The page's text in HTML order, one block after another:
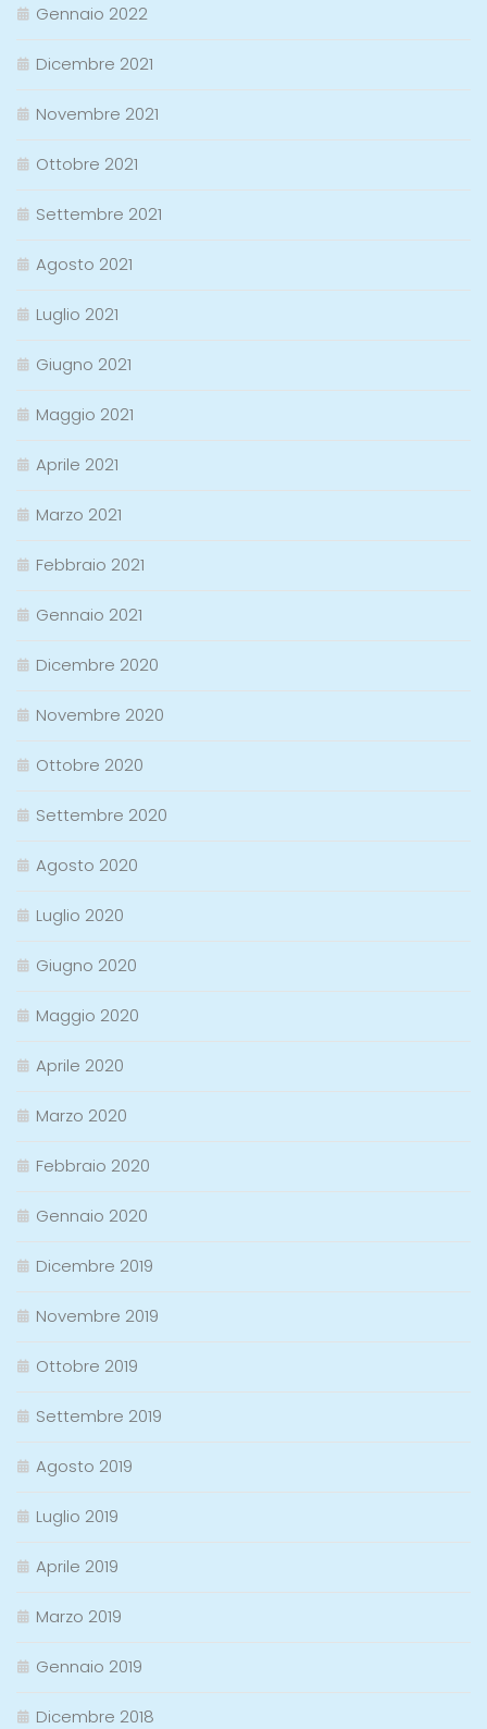
Gennaio 2022
Dicembre 2021
Novembre 2021
Ottobre 2021
Settembre 2021
Agosto 2021
Luglio 2021
Giugno 2021
Maggio 2021
Aprile 2021
Marzo 2021
Febbraio 2021
Gennaio 2021
Dicembre 2020
Novembre 2020
Ottobre 2020
Settembre 2020
Agosto 2020
Luglio 2020
Giugno 2020
Maggio 2020
Aprile 2020
Marzo 2020
Febbraio 2020
Gennaio 2020
Dicembre 2019
Novembre 2019
Ottobre 2019
Settembre 2019
Agosto 2019
Luglio 2019
Aprile 2019
Marzo 2019
Gennaio 2019
Dicembre 2018